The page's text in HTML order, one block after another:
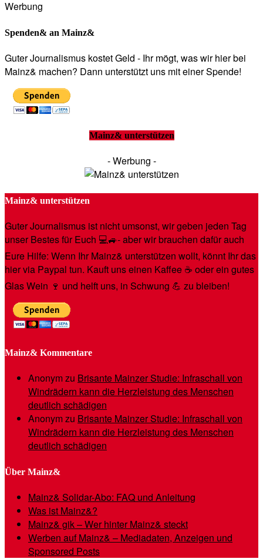
Werbung
Spenden& an Mainz&
Guter Journalismus kostet Geld - Ihr mögt, was wir hier bei
Mainz& machen? Dann unterstützt uns mit einer Spende!
Mainz& unterstützen
- Werbung -
Mainz& unterstützen
Guter Journalismus ist nicht umsonst, wir geben jeden Tag
unser Bestes für Euch 💻🚙- aber wir brauchen dafür auch
Eure Hilfe: Wenn Ihr Mainz& unterstützen wollt, könnt Ihr das
hier via Paypal tun. Kauft uns einen Kaffee ☕️ oder ein gutes
Glas Wein 🍷 und helft uns, in Schwung 💪 zu bleiben!
Mainz& Kommentare
Anonymzu Brisante Mainzer Studie: Infraschall von
Windrädern kann die Herzleistung des Menschen
deutlich schädigen
Anonymzu Brisante Mainzer Studie: Infraschall von
Windrädern kann die Herzleistung des Menschen
deutlich schädigen
Über Mainz&
Mainz& Solidar-Abo: FAQ und Anleitung
Was ist Mainz&?
Mainz& gik – Wer hinter Mainz& steckt
Werben auf Mainz& – Mediadaten, Anzeigen und
Sponsored Posts